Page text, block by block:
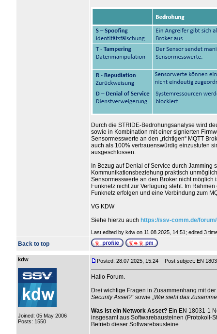
Durch die STRIDE-Bedrohungsanalyse wird
sowie in Kombination mit einer signierten
Sensormesswerte an den „richtigen“ MQTT
auch als 100% vertrauenswürdig einzustufen
ausgeschlossen.
In Bezug auf Denial of Service durch Jamming
Kommunikationsbeziehung praktisch
Sensormesswerte an den Broker nicht
Funknetz nicht zur Verfügung steht. Im
Funknetz erfolgen und eine Verbindung zum
VG KDW
Siehe hierzu auch https://ssv-comm.de/
Last edited by kdw on 11.08.2025, 14:51; edited 3
Back to top
kdw
Joined: 05 May 2006
Posts: 1550
Posted: 28.07.2025, 15:24 Post subject: EN
Hallo Forum.
Drei wichtige Fragen in Zusammenhang mit
Security Asset?“ sowie „Wie sieht das
Was ist ein Network Asset?Ein EN 18031-1
insgesamt aus Softwarebausteinen (Protokoll-
Betrieb dieser Softwarebausteine.